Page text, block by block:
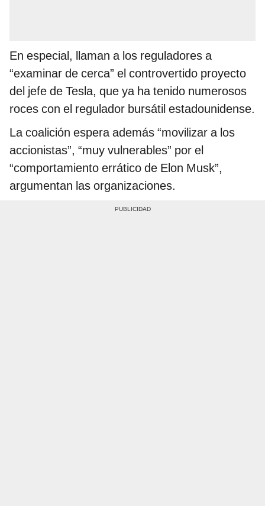
En especial, llaman a los reguladores a
“examinar de cerca” el controvertido proyecto
del jefe de Tesla, que ya ha tenido numerosos
roces con el regulador bursátil estadounidense.
La coalición espera además “movilizar a los
accionistas”, “muy vulnerables” por el
“comportamiento errático de Elon Musk”,
argumentan las organizaciones.